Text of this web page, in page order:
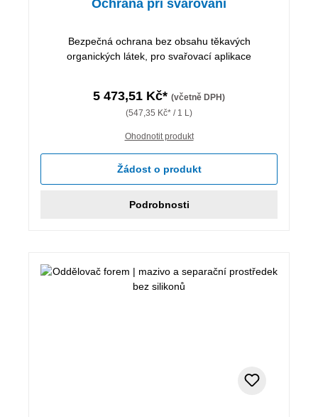
Ochrana při svařování
Bezpečná ochrana bez obsahu těkavých
organických látek, pro svařovací aplikace
5 473,51 Kč* (včetně DPH)
(547,35 Kč* / 1 L)
Ohodnotit produkt
Žádost o produkt
Podrobnosti